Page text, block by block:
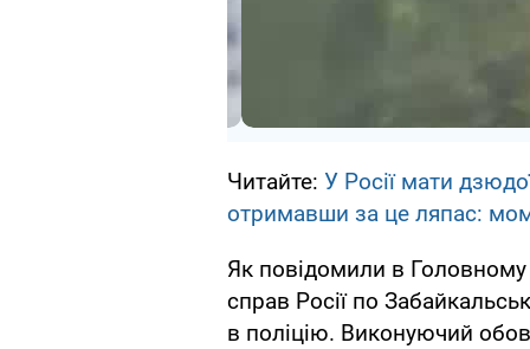
Читайте: У Росії мати
отримавши за це ляпас:
Як повідомили в Головному
справ Росії по
в поліцію. Виконуючий